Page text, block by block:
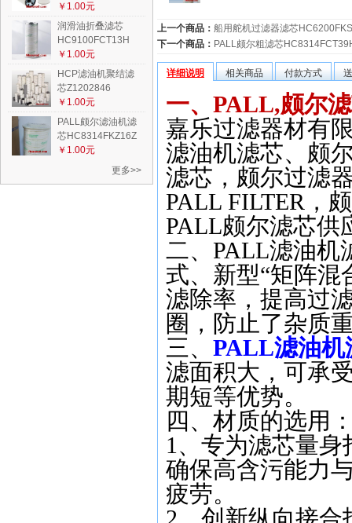
￥1.00元
润滑油折叠滤芯
HC9100FCT13H
￥1.00元
HCP滤油机聚结滤
芯Z1202846
￥1.00元
PALL颇尔滤油机滤
芯HC8314FKZ16Z
￥1.00元
更多>>
上一个商品： 船用舵机过滤器滤芯
下一个商品： PALL颇尔粗滤芯
详细说明 相关商品 付款方式
一、PALL,颇尔
嘉乐过滤器材有
滤油机滤芯、颇
滤芯，颇尔过滤
PALL FILTER ，
PALL颇尔滤芯供
二、PALL滤油机
式、新型“矩阵混
滤除率，提高过
圈，防止了杂质
三、 PALL滤油机
滤面积大，可承
期短等优势。
四、 材质的选用
1、专为滤芯量
确保高含污能力
疲劳。